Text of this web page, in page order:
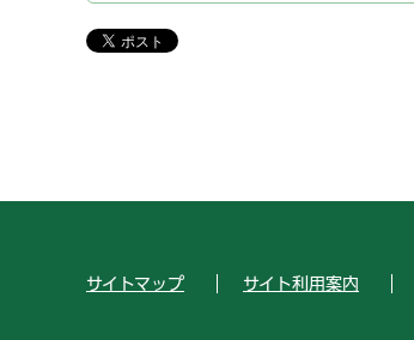
サイトマップ サイト利用案内